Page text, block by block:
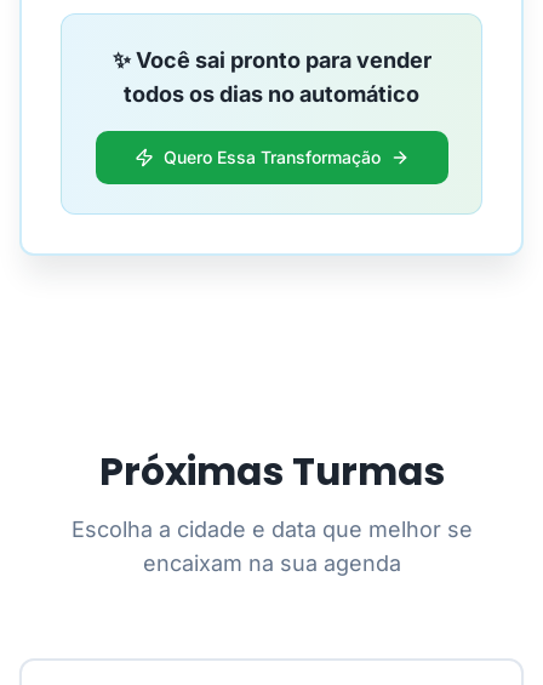
✨ Você sai pronto para vender
todos os dias no automático
Quero Essa Transformação
Próximas Turmas
Escolha a cidade e data que melhor se
encaixam na sua agenda